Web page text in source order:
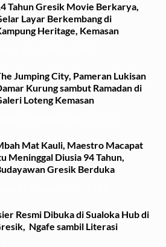
Tahun Gresik Movie Berkarya,
Layar Berkembang di
Heritage, Kemasan
Jumping City, Pameran Lukisan
Kurung sambut Ramadan di
Loteng Kemasan
Mat Kauli, Maestro Macapat
Meninggal Diusia 94 Tahun,
Gresik Berduka
Resmi Dibuka di Sualoka Hub di
Ngafe sambil Literasi